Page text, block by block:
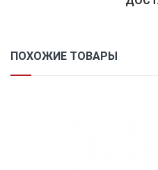
ПОХОЖИЕ ТОВАРЫ